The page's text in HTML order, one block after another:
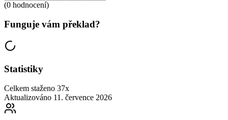
(0 hodnocení)
Funguje vám překlad?
Statistiky
Celkem staženo 37x
Aktualizováno 11. července 2026